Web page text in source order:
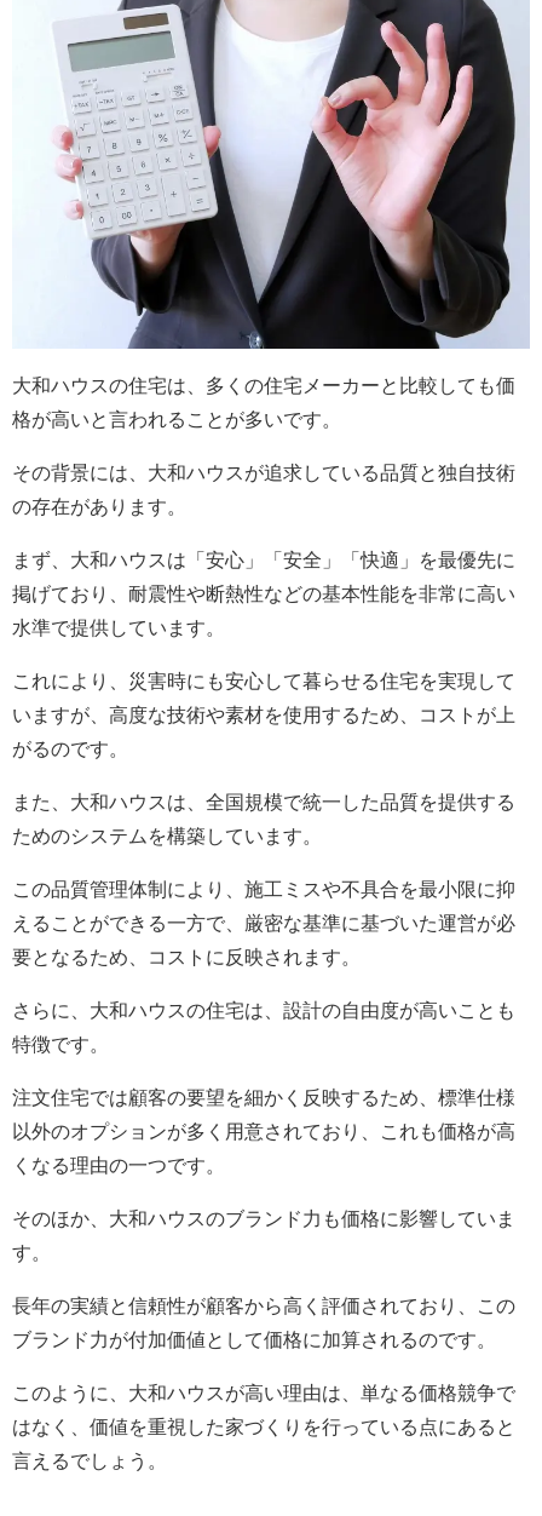
大和ハウスの住宅は、多くの住宅メーカーと比較しても価
格が高いと言われることが多いです。
その背景には、大和ハウスが追求している品質と独自技術
の存在があります。
まず、大和ハウスは「安心」「安全」「快適」を最優先に
掲げており、耐震性や断熱性などの基本性能を非常に高い
水準で提供しています。
これにより、災害時にも安心して暮らせる住宅を実現して
いますが、高度な技術や素材を使用するため、コストが上
がるのです。
また、大和ハウスは、全国規模で統一した品質を提供する
ためのシステムを構築しています。
この品質管理体制により、施工ミスや不具合を最小限に抑
えることができる一方で、厳密な基準に基づいた運営が必
要となるため、コストに反映されます。
さらに、大和ハウスの住宅は、設計の自由度が高いことも
特徴です。
注文住宅では顧客の要望を細かく反映するため、標準仕様
以外のオプションが多く用意されており、これも価格が高
くなる理由の一つです。
そのほか、大和ハウスのブランド力も価格に影響していま
す。
長年の実績と信頼性が顧客から高く評価されており、この
ブランド力が付加価値として価格に加算されるのです。
このように、大和ハウスが高い理由は、単なる価格競争で
はなく、価値を重視した家づくりを行っている点にあると
言えるでしょう。